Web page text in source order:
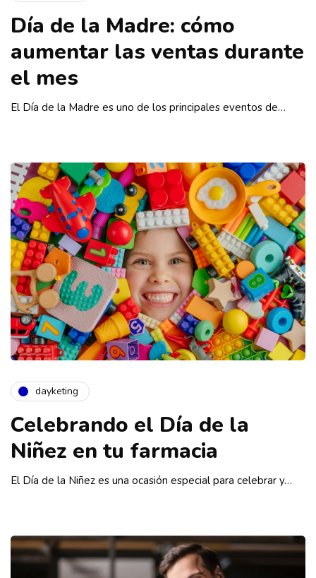
Día de la Madre: cómo
aumentar las ventas durante
el mes
El Día de la Madre es uno de los principales eventos de…
dayketing
Celebrando el Día de la
Niñez en tu farmacia
El Día de la Niñez es una ocasión especial para celebrar y…